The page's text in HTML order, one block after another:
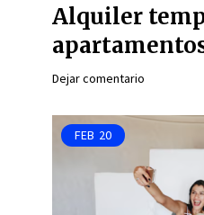
Alquiler
Dejar comentario
FEB 20